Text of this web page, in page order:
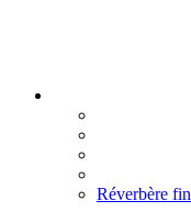
Réverbère fin